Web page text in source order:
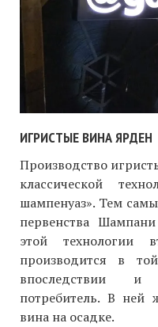
ИГРИСТЫЕ ВИНА ЯРДЕН
Производство
классической
шампенуаз». Тем
первенства
этой технологии
производится в
впоследствии и
потребитель. В ней
вина на осадке.